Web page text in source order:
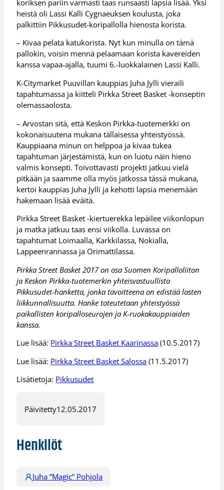
koriksen pariin varmasti taas runsaasti lapsia lisää. Yksi
heistä oli Lassi Kalli Cygnaeuksen koulusta, joka
palkittiin Pikkusudet-koripallolla hienosta korista.
– Kivaa pelata katukorista. Nyt kun minulla on tämä
pallokin, voisin mennä pelaamaan korista kavereiden
kanssa vapaa-ajalla, tuumi 6.-luokkalainen Lassi Kalli.
K-Citymarket Puuvillan kauppias Juha Jylli vieraili
tapahtumassa ja kiitteli Pirkka Street Basket -konseptin
olemassaolosta.
– Arvostan sitä, että Keskon Pirkka-tuotemerkki on
kokonaisuutena mukana tällaisessa yhteistyössä.
Kauppiaana minun on helppoa ja kivaa tukea
tapahtuman järjestämistä, kun on luotu näin hieno
valmis konsepti. Toivottavasti projekti jatkuu vielä
pitkään ja saamme olla myös jatkossa tässä mukana,
kertoi kauppias Juha Jylli ja kehotti lapsia menemään
hakemaan lisää eväitä.
Pirkka Street Basket -kiertuerekka lepäilee viikonlopun
ja matka jatkuu taas ensi viikolla. Luvassa on
tapahtumat Loimaalla, Karkkilassa, Nokialla,
Lappeenrannassa ja Orimattilassa.
Pirkka Street Basket 2017 on osa Suomen Koripalloliiton
ja Keskon Pirkka-tuotemerkin yhteisvastuullista
Pikkusudet-hanketta, jonka tavoitteena on edistää lasten
liikkunnallisuutta. Hanke toteutetaan yhteistyössä
paikallisten koripalloseurojen ja K-ruokakauppiaiden
kanssa.
Lue lisää: Pirkka Street Basket Kaarinassa (10.5.2017)
Lue lisää: Pirkka Street Basket Salossa (11.5.2017)
Lisätietoja: Pikkusudet
Päivitetty12.05.2017
Henkilöt
Juha ”Magic” Pohjola